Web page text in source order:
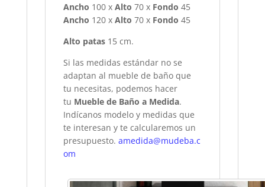
Ancho 100 x Alto 70 x Fondo 45
Ancho 120 x Alto 70 x Fondo 45
Alto patas15 cm.
Si las medidas estándar no se
adaptan al mueble de baño que
tu necesitas, podemos hacer
tu Mueble de Baño a Medida.
Indícanos modelo y medidas que
te interesan y te calcularemos un
presupuesto. amedida@mudeba.c
om